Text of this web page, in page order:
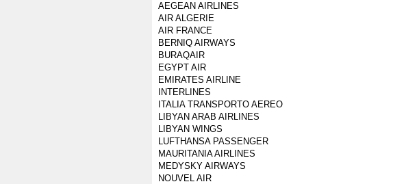
AEGEAN AIRLINES
AIR ALGERIE
AIR FRANCE
BERNIQ AIRWAYS
BURAQAIR
EGYPT AIR
EMIRATES AIRLINE
INTERLINES
ITALIA TRANSPORTO AEREO
LIBYAN ARAB AIRLINES
LIBYAN WINGS
LUFTHANSA PASSENGER
MAURITANIA AIRLINES
MEDYSKY AIRWAYS
NOUVEL AIR